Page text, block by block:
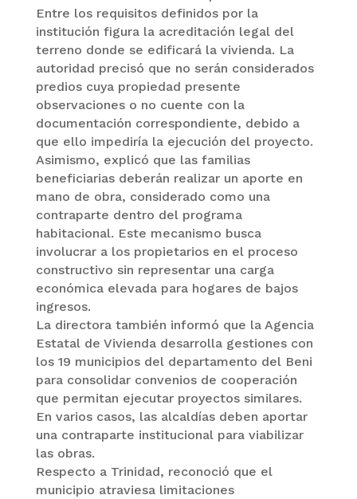
Entre los requisitos definidos por la
institución figura la acreditación legal del
terreno donde se edificará la vivienda. La
autoridad precisó que no serán considerados
predios cuya propiedad presente
observaciones o no cuente con la
documentación correspondiente, debido a
que ello impediría la ejecución del proyecto.
Asimismo, explicó que las familias
beneficiarias deberán realizar un aporte en
mano de obra, considerado como una
contraparte dentro del programa
habitacional. Este mecanismo busca
involucrar a los propietarios en el proceso
constructivo sin representar una carga
económica elevada para hogares de bajos
ingresos.
La directora también informó que la Agencia
Estatal de Vivienda desarrolla gestiones con
los 19 municipios del departamento del Beni
para consolidar convenios de cooperación
que permitan ejecutar proyectos similares.
En varios casos, las alcaldías deben aportar
una contraparte institucional para viabilizar
las obras.
Respecto a Trinidad, reconoció que el
municipio atraviesa limitaciones